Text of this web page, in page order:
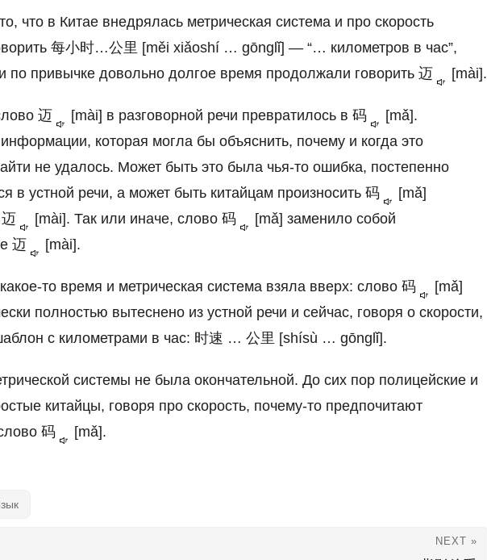
что в Китае внедрялась метрическая система и про скорость
每小时…公里 [měi xiǎoshí … gōnglǐ] — “… километров в час”,
по привычке довольно долгое время продолжали говорить 迈 [mài].
迈 [mài] в разговорной речи превратилось в 码
[mǎ].
которая могла бы объяснить, почему и когда это
не удалось. Может быть это была чья-то ошибка, постепенно
в устной речи, а может быть китайцам произносить 码
[mǎ]
迈 [mài]. Так или иначе, слово 码
[mǎ] заменило собой
迈 [mài].
то время и метрическая система взяла вверх: слово 码
[mǎ]
полностью вытеснено из устной речи и сейчас, говоря о скорости,
с километрами в час: 时速 … 公里 [shísù … gōnglǐ].
системы не была окончательной. До сих пор полицейские и
китайцы, говоря про скорость, почему-то предпочитают
码 [mǎ].
NEXT »